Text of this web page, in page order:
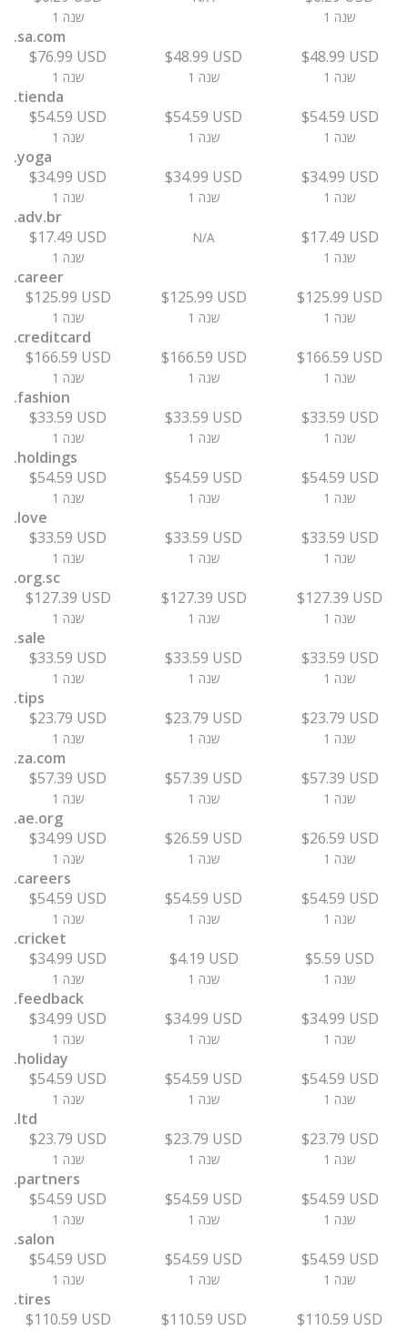
1 שנה 1 שנה
.sa.com
$76.99 USD
1 שנה
$48.99 USD
1 שנה
$48.99 USD
1 שנה
.tienda
$54.59 USD
1 שנה
$54.59 USD
1 שנה
$54.59 USD
1 שנה
.yoga
$34.99 USD
1 שנה
$34.99 USD
1 שנה
$34.99 USD
1 שנה
.adv.br
$17.49 USD
1 שנה
N/A $17.49 USD
1 שנה
.career
$125.99 USD
1 שנה
$125.99 USD
1 שנה
$125.99 USD
1 שנה
.creditcard
$166.59 USD
1 שנה
$166.59 USD
1 שנה
$166.59 USD
1 שנה
.fashion
$33.59 USD
1 שנה
$33.59 USD
1 שנה
$33.59 USD
1 שנה
.holdings
$54.59 USD
1 שנה
$54.59 USD
1 שנה
$54.59 USD
1 שנה
.love
$33.59 USD
1 שנה
$33.59 USD
1 שנה
$33.59 USD
1 שנה
.org.sc
$127.39 USD
1 שנה
$127.39 USD
1 שנה
$127.39 USD
1 שנה
.sale
$33.59 USD
1 שנה
$33.59 USD
1 שנה
$33.59 USD
1 שנה
.tips
$23.79 USD
1 שנה
$23.79 USD
1 שנה
$23.79 USD
1 שנה
.za.com
$57.39 USD
1 שנה
$57.39 USD
1 שנה
$57.39 USD
1 שנה
.ae.org
$34.99 USD
1 שנה
$26.59 USD
1 שנה
$26.59 USD
1 שנה
.careers
$54.59 USD
1 שנה
$54.59 USD
1 שנה
$54.59 USD
1 שנה
.cricket
$34.99 USD
1 שנה
$4.19 USD
1 שנה
$5.59 USD
1 שנה
.feedback
$34.99 USD
1 שנה
$34.99 USD
1 שנה
$34.99 USD
1 שנה
.holiday
$54.59 USD
1 שנה
$54.59 USD
1 שנה
$54.59 USD
1 שנה
.ltd
$23.79 USD
1 שנה
$23.79 USD
1 שנה
$23.79 USD
1 שנה
.partners
$54.59 USD
1 שנה
$54.59 USD
1 שנה
$54.59 USD
1 שנה
.salon
$54.59 USD
1 שנה
$54.59 USD
1 שנה
$54.59 USD
1 שנה
.tires
$110.59 USD
$110.59 USD $110.59 USD